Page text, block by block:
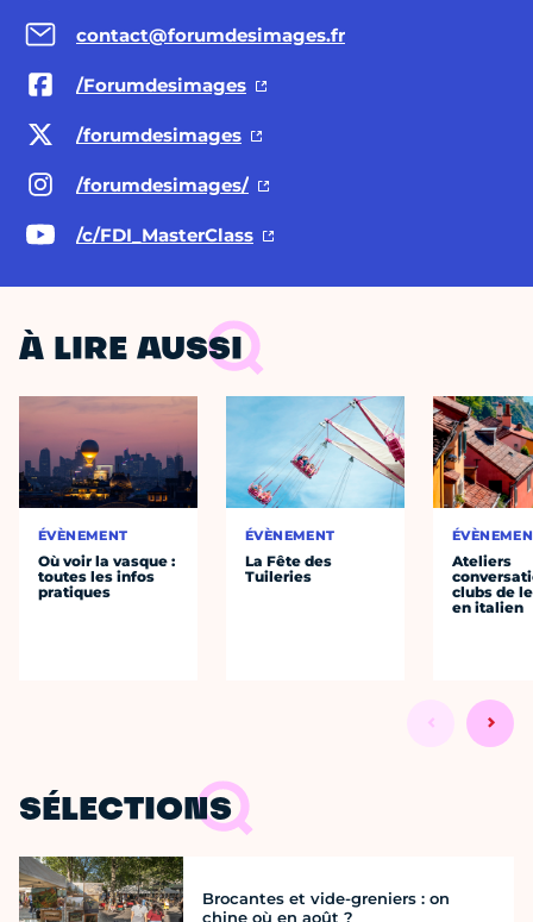
contact@forumdesimages.fr
/Forumdesimages
/forumdesimages
/forumdesimages/
/c/FDI_MasterClass
À LIRE AUSSI
ÉVÈNEMENT
Où voir la vasque :
toutes les infos
pratiques
ÉVÈNEMENT
La Fête des
Tuileries
Ateliers
clubs de
en italien
SÉLECTIONS
Brocantes et vide-greniers : on
chine où en août ?